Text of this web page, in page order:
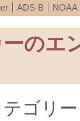
ADS-B NOAA
のエ
テゴリ